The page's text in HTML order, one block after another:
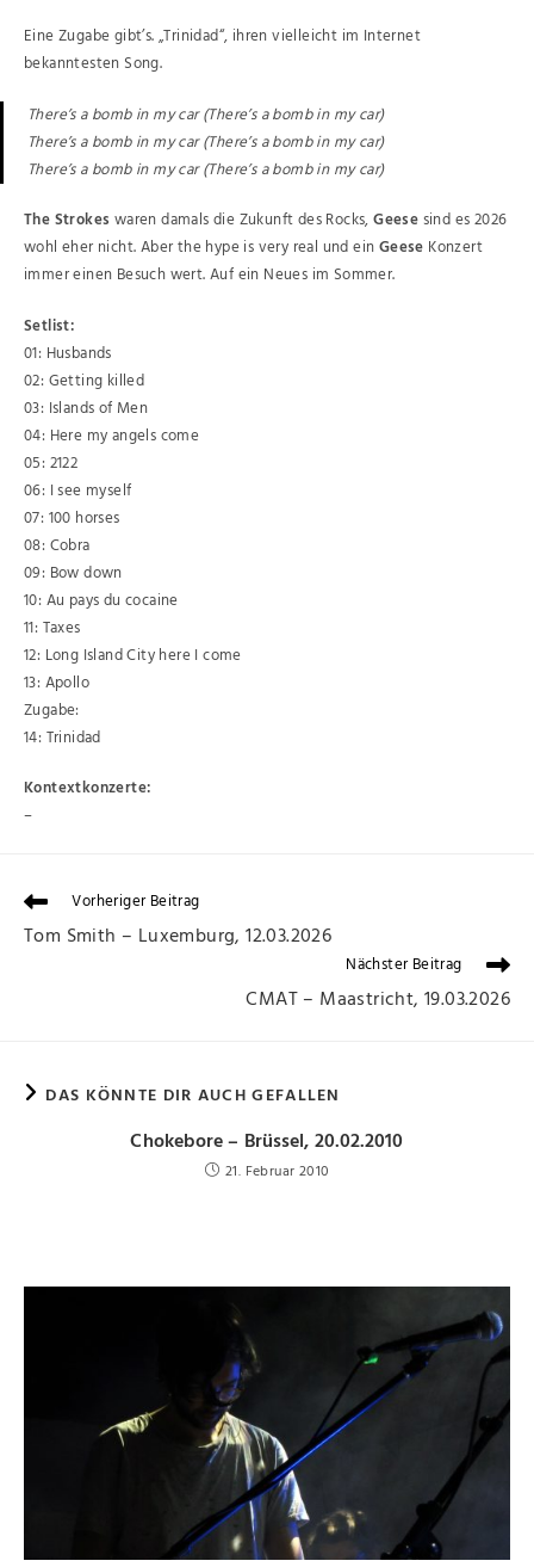
Eine Zugabe gibt’s. „Trinidad“, ihren vielleicht im Internet
bekanntesten Song.
There’s a bomb in my car (There’s a bomb in my car)
There’s a bomb in my car (There’s a bomb in my car)
There’s a bomb in my car (There’s a bomb in my car)
The Strokes waren damals die Zukunft des Rocks,Geesesind es 2026
wohl eher nicht. Aber the hype is very real und einGeese Konzert
immer einen Besuch wert. Auf ein Neues im Sommer.
Setlist:
01: Husbands
02: Getting killed
03: Islands of Men
04: Here my angels come
05: 2122
06: I see myself
07: 100 horses
08: Cobra
09: Bow down
10: Au pays du cocaine
11: Taxes
12: Long Island City here I come
13: Apollo
Zugabe:
14: Trinidad
Kontextkonzerte:
–
Vorheriger Beitrag
Tom Smith – Luxemburg, 12.03.2026
Nächster Beitrag
CMAT – Maastricht, 19.03.2026
DAS KÖNNTE DIR AUCH GEFALLEN
Chokebore – Brüssel, 20.02.2010
21. Februar 2010